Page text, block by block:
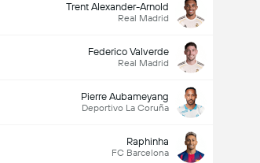
Trent Alexander-Arnold
Real Madrid
Federico Valverde
Real Madrid
Pierre Aubameyang
Deportivo La Coruña
Raphinha
FC Barcelona